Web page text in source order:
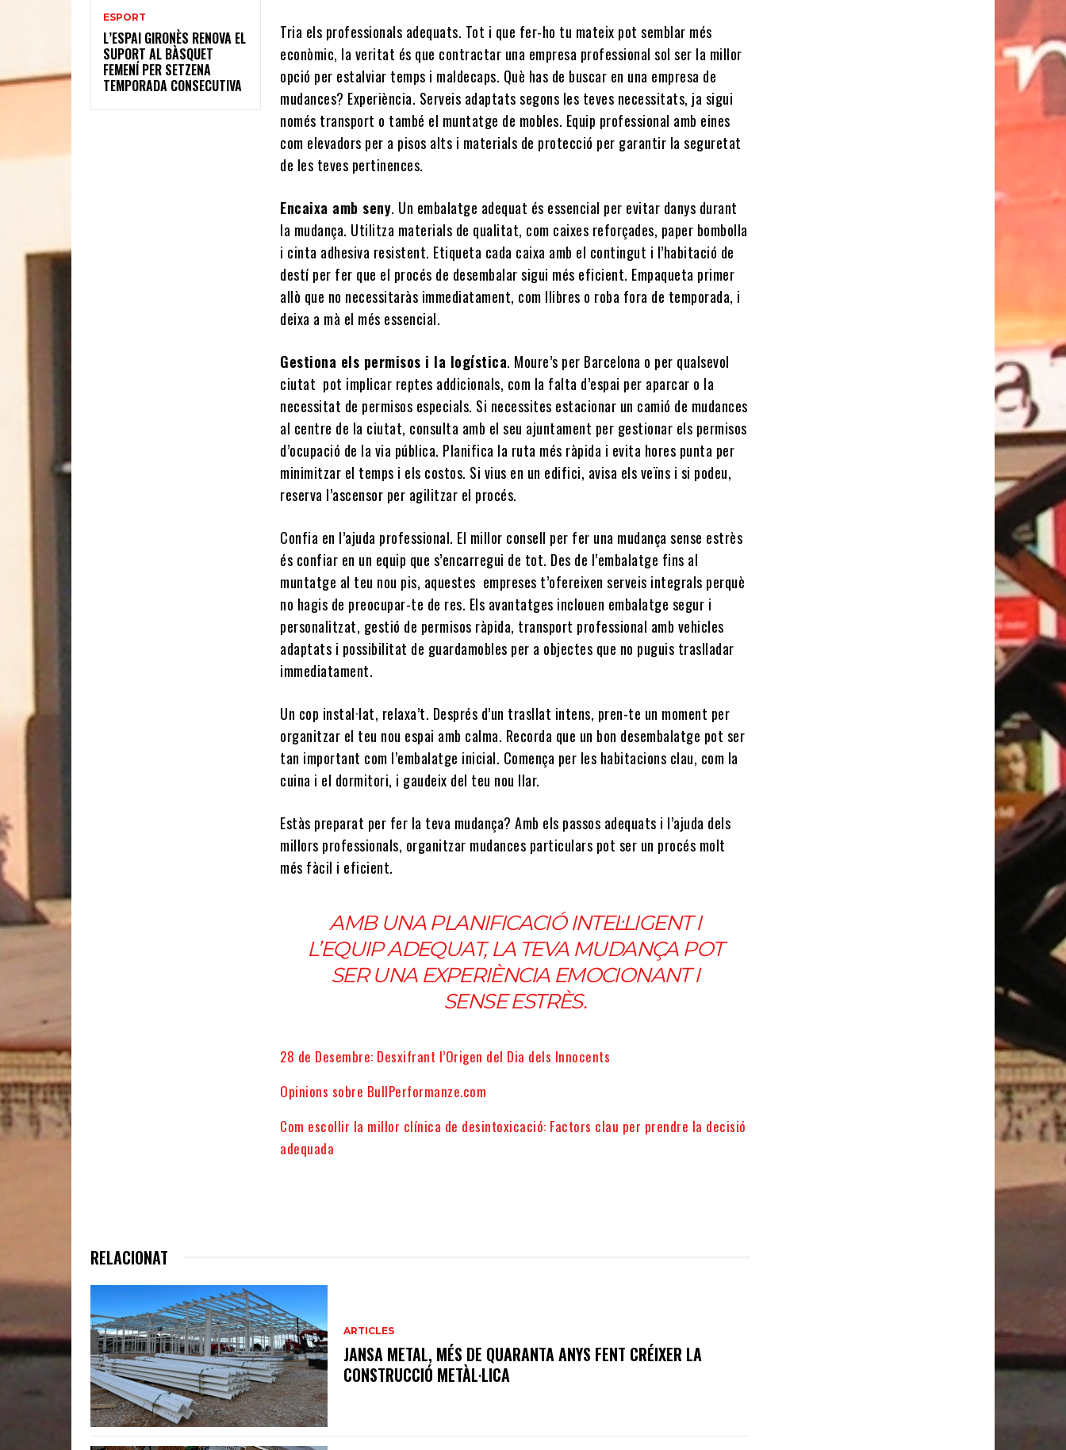
ESPORT
L’ESPAI GIRONÈS RENOVA EL
SUPORT AL BÀSQUET
FEMENÍ PER SETZENA
TEMPORADA CONSECUTIVA
Tria els professionals adequats. Tot i que fer-ho tu mateix pot semblar més
econòmic, la veritat és que contractar una empresa professional sol ser la millor
opció per estalviar temps i maldecaps. Què has de buscar en una empresa de
mudances? Experiència. Serveis adaptats segons les teves necessitats, ja sigui
només transport o també el muntatge de mobles. Equip professional amb eines
com elevadors per a pisos alts i materials de protecció per garantir la seguretat
de les teves pertinences.
Encaixa amb seny. Un embalatge adequat és essencial per evitar danys durant
la mudança. Utilitza materials de qualitat, com caixes reforçades, paper bombolla
i cinta adhesiva resistent. Etiqueta cada caixa amb el contingut i l’habitació de
destí per fer que el procés de desembalar sigui més eficient. Empaqueta primer
allò que no necessitaràs immediatament, com llibres o roba fora de temporada, i
deixa a mà el més essencial.
Gestiona els permisos i la logística. Moure’s per Barcelona o per qualsevol
ciutat pot implicar reptes addicionals, com la falta d’espai per aparcar o la
necessitat de permisos especials. Si necessites estacionar un camió de mudances
al centre de la ciutat, consulta amb el seu ajuntament per gestionar els permisos
d’ocupació de la via pública. Planifica la ruta més ràpida i evita hores punta per
minimitzar el temps i els costos. Si vius en un edifici, avisa els veïns i si podeu,
reserva l’ascensor per agilitzar el procés.
Confia en l’ajuda professional. El millor consell per fer una mudança sense estrès
és confiar en un equip que s’encarregui de tot. Des de l’embalatge fins al
muntatge al teu nou pis, aquestes empreses t’ofereixen serveis integrals perquè
no hagis de preocupar-te de res. Els avantatges inclouen embalatge segur i
personalitzat, gestió de permisos ràpida, transport professional amb vehicles
adaptats i possibilitat de guardamobles per a objectes que no puguis traslladar
immediatament.
Un cop instal·lat, relaxa’t. Després d’un trasllat intens, pren-te un moment per
organitzar el teu nou espai amb calma. Recorda que un bon desembalatge pot ser
tan important com l’embalatge inicial. Comença per les habitacions clau, com la
cuina i el dormitori, i gaudeix del teu nou llar.
Estàs preparat per fer la teva mudança? Amb els passos adequats i l’ajuda dels
millors professionals, organitzar mudances particulars pot ser un procés molt
més fàcil i eficient.
AMB UNA PLANIFICACIÓ INTEL·LIGENT I
L’EQUIP ADEQUAT, LA TEVA MUDANÇA POT
SER UNA EXPERIÈNCIA EMOCIONANT I
SENSE ESTRÈS.
28 de Desembre: Desxifrant l’Origen del Dia dels Innocents
Opinions sobre BullPerformanze.com
Com escollir la millor clínica de desintoxicació: Factors clau per prendre la decisió
adequada
RELACIONAT
ARTICLES
JANSA METAL, MÉS DE QUARANTA ANYS FENT CRÉIXER LA
CONSTRUCCIÓ METÀL·LICA